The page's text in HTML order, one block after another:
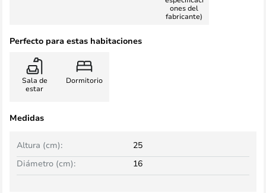
ones del
fabricante)
Perfecto para estas habitaciones
Sala de
estar
Dormitorio
Medidas
Altura (cm):
25
Diámetro (cm):
16